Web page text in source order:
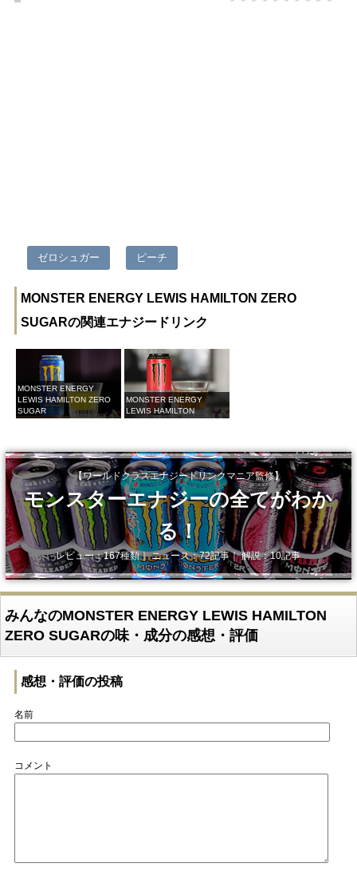
ゼロシュガー ピーチ
MONSTER ENERGY LEWIS HAMILTON ZERO
SUGARの関連エナジードリンク
MONSTER ENERGY
LEWIS HAMILTON ZERO
SUGAR
MONSTER ENERGY
LEWIS HAMILTON
【ワールドクラスエナジードリンクマニア監修】
モンスターエナジーの全てがわか
る！
レビュー：167種類｜ ニュース：72記事｜ 解説：10記事
みんなのMONSTER ENERGY LEWIS HAMILTON
ZERO SUGARの味・成分の感想・評価
感想・評価の投稿
名前
コメント